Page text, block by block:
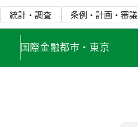
統計・調査 条例・計画・審
国際金融都市・東京